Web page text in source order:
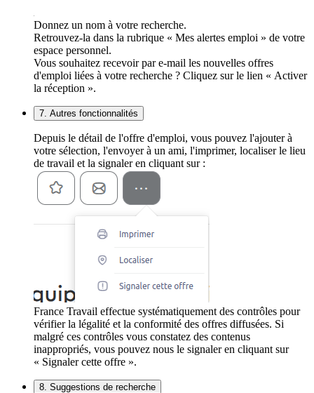
Donnez un nom à votre recherche.
Retrouvez-la dans la rubrique « Mes alertes emploi » de votre
espace personnel.
Vous souhaitez recevoir par e-mail les nouvelles offres
d'emploi liées à votre recherche ? Cliquez sur le lien « Activer
la réception ».
7. Autres fonctionnalités
Depuis le détail de l'offre d'emploi, vous pouvez l'ajouter à
votre sélection, l'envoyer à un ami, l'imprimer, localiser le lieu
de travail et la signaler en cliquant sur :
France Travail effectue systématiquement des contrôles pour
vérifier la légalité et la conformité des offres diffusées. Si
malgré ces contrôles vous constatez des contenus
inappropriés, vous pouvez nous le signaler en cliquant sur
« Signaler cette offre ».
8. Suggestions de recherche